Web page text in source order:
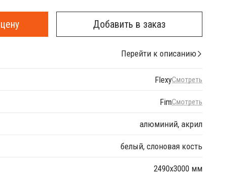
Добавить в заказ
Перейти к описанию
FlexyСмотреть
FimСмотреть
алюминий, акрил
белый, слоновая кость
2490х3000 мм